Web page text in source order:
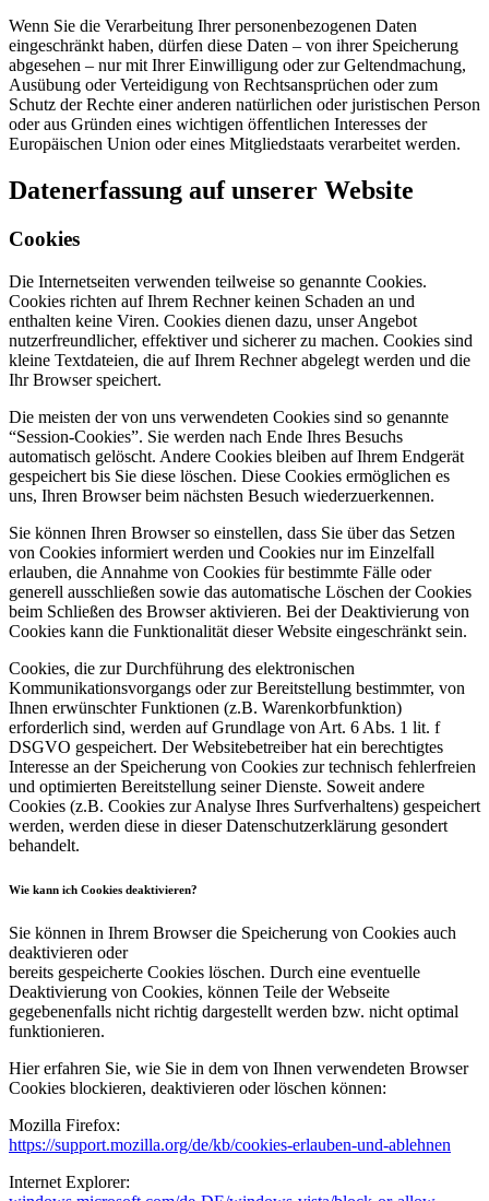
Wenn Sie die Verarbeitung Ihrer personenbezogenen Daten
eingeschränkt haben, dürfen diese Daten – von ihrer Speicherung
abgesehen – nur mit Ihrer Einwilligung oder zur Geltendmachung,
Ausübung oder Verteidigung von Rechtsansprüchen oder zum
Schutz der Rechte einer anderen natürlichen oder juristischen Person
oder aus Gründen eines wichtigen öffentlichen Interesses der
Europäischen Union oder eines Mitgliedstaats verarbeitet werden.
Datenerfassung auf unserer Website
Cookies
Die Internetseiten verwenden teilweise so genannte Cookies.
Cookies richten auf Ihrem Rechner keinen Schaden an und
enthalten keine Viren. Cookies dienen dazu, unser Angebot
nutzerfreundlicher, effektiver und sicherer zu machen. Cookies sind
kleine Textdateien, die auf Ihrem Rechner abgelegt werden und die
Ihr Browser speichert.
Die meisten der von uns verwendeten Cookies sind so genannte
“Session-Cookies”. Sie werden nach Ende Ihres Besuchs
automatisch gelöscht. Andere Cookies bleiben auf Ihrem Endgerät
gespeichert bis Sie diese löschen. Diese Cookies ermöglichen es
uns, Ihren Browser beim nächsten Besuch wiederzuerkennen.
Sie können Ihren Browser so einstellen, dass Sie über das Setzen
von Cookies informiert werden und Cookies nur im Einzelfall
erlauben, die Annahme von Cookies für bestimmte Fälle oder
generell ausschließen sowie das automatische Löschen der Cookies
beim Schließen des Browser aktivieren. Bei der Deaktivierung von
Cookies kann die Funktionalität dieser Website eingeschränkt sein.
Cookies, die zur Durchführung des elektronischen
Kommunikationsvorgangs oder zur Bereitstellung bestimmter, von
Ihnen erwünschter Funktionen (z.B. Warenkorbfunktion)
erforderlich sind, werden auf Grundlage von Art. 6 Abs. 1 lit. f
DSGVO gespeichert. Der Websitebetreiber hat ein berechtigtes
Interesse an der Speicherung von Cookies zur technisch fehlerfreien
und optimierten Bereitstellung seiner Dienste. Soweit andere
Cookies (z.B. Cookies zur Analyse Ihres Surfverhaltens) gespeichert
werden, werden diese in dieser Datenschutzerklärung gesondert
behandelt.
Wie kann ich Cookies deaktivieren?
Sie können in Ihrem Browser die Speicherung von Cookies auch
deaktivieren oder
bereits gespeicherte Cookies löschen. Durch eine eventuelle
Deaktivierung von Cookies, können Teile der Webseite
gegebenenfalls nicht richtig dargestellt werden bzw. nicht optimal
funktionieren.
Hier erfahren Sie, wie Sie in dem von Ihnen verwendeten Browser
Cookies blockieren, deaktivieren oder löschen können:
Mozilla Firefox:
https://support.mozilla.org/de/kb/cookies-erlauben-und-ablehnen
Internet Explorer: